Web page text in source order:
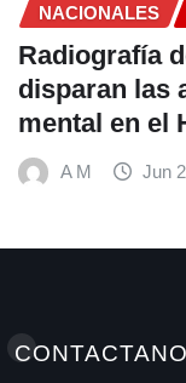
SALUD
OPS lanza
frenar la
VIH en
A M Jun